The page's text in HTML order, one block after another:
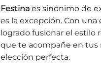
Festina es sinónimo de
es la excepción. Con una
logrado fusionar el estilo
que te acompañe en tus
elección perfecta.